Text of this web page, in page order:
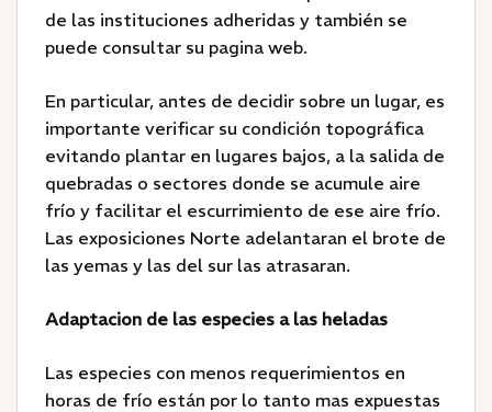
de las instituciones adheridas y también se
puede consultar su pagina web.
En particular, antes de decidir sobre un lugar, es
importante verificar su condición topográfica
evitando plantar en lugares bajos, a la salida de
quebradas o sectores donde se acumule aire
frío y facilitar el escurrimiento de ese aire frío.
Las exposiciones Norte adelantaran el brote de
las yemas y las del sur las atrasaran.
Adaptacion de las especies a las heladas
Las especies con menos requerimientos en
horas de frío están por lo tanto mas expuestas